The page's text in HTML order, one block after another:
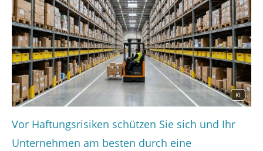
KI
Vor Haftungsrisiken schützen Sie sich und Ihr
Unternehmen am besten durch eine